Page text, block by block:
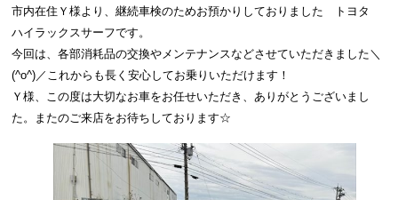
市内在住Ｙ様より、継続車検のためお預かりしておりました トヨタ
ハイラックスサーフです。
今回は、各部消耗品の交換やメンテナンスなどさせていただきました＼
(^o^)／これからも長く安心してお乗りいただけます！
Ｙ様、この度は大切なお車をお任せいただき、ありがとうございまし
た。またのご来店をお待ちしております☆